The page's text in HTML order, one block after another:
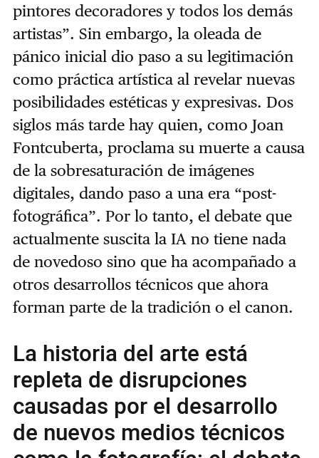
pintores decoradores y todos los demás
artistas”. Sin embargo, la oleada de
pánico inicial dio paso a su legitimación
como práctica artística al revelar nuevas
posibilidades estéticas y expresivas. Dos
siglos más tarde hay quien, como Joan
Fontcuberta, proclama su muerte a causa
de la sobresaturación de imágenes
digitales, dando paso a una era “post-
fotográfica”. Por lo tanto, el debate que
actualmente suscita la IA no tiene nada
de novedoso sino que ha acompañado a
otros desarrollos técnicos que ahora
forman parte de la tradición o el canon.
La historia del arte está
repleta de disrupciones
causadas por el desarrollo
de nuevos medios técnicos